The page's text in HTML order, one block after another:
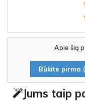
Apie šią
Būkite pirma
Jums taip